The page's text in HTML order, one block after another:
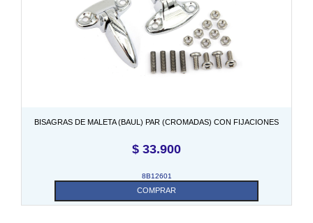
BISAGRAS DE MALETA (BAUL) PAR (CROMADAS) CON FIJACIONES
$ 33.900
8B12601
COMPRAR